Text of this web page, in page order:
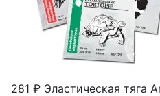
281 ₽ Эластическая тяга